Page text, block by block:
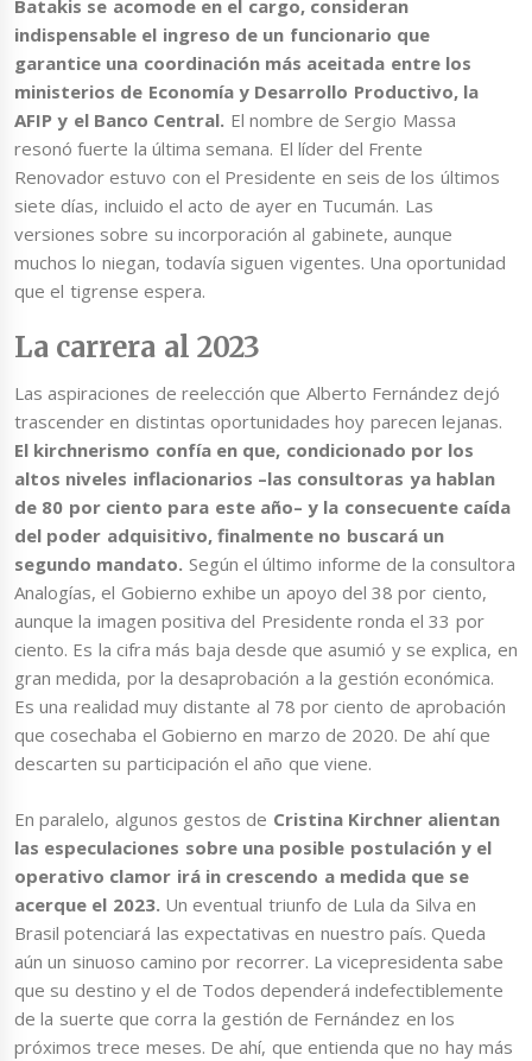
Batakis se acomode en el cargo, consideran
indispensable el ingreso de un funcionario que
garantice una coordinación más aceitada entre los
ministerios de Economía y Desarrollo Productivo, la
AFIP y el Banco Central. El nombre de Sergio Massa
resonó fuerte la última semana. El líder del Frente
Renovador estuvo con el Presidente en seis de los últimos
siete días, incluido el acto de ayer en Tucumán. Las
versiones sobre su incorporación al gabinete, aunque
muchos lo niegan, todavía siguen vigentes. Una oportunidad
que el tigrense espera.
La carrera al 2023
Las aspiraciones de reelección que Alberto Fernández dejó
trascender en distintas oportunidades hoy parecen lejanas.
El kirchnerismo confía en que, condicionado por los
altos niveles inflacionarios –las consultoras ya hablan
de 80 por ciento para este año– y la consecuente caída
del poder adquisitivo, finalmente no buscará un
segundo mandato. Según el último informe de la consultora
Analogías, el Gobierno exhibe un apoyo del 38 por ciento,
aunque la imagen positiva del Presidente ronda el 33 por
ciento. Es la cifra más baja desde que asumió y se explica, en
gran medida, por la desaprobación a la gestión económica.
Es una realidad muy distante al 78 por ciento de aprobación
que cosechaba el Gobierno en marzo de 2020. De ahí que
descarten su participación el año que viene.
En paralelo, algunos gestos de Cristina Kirchner alientan
las especulaciones sobre una posible postulación y el
operativo clamor irá in crescendo a medida que se
acerque el 2023. Un eventual triunfo de Lula da Silva en
Brasil potenciará las expectativas en nuestro país. Queda
aún un sinuoso camino por recorrer. La vicepresidenta sabe
que su destino y el de Todos dependerá indefectiblemente
de la suerte que corra la gestión de Fernández en los
próximos trece meses. De ahí, que entienda que no hay más